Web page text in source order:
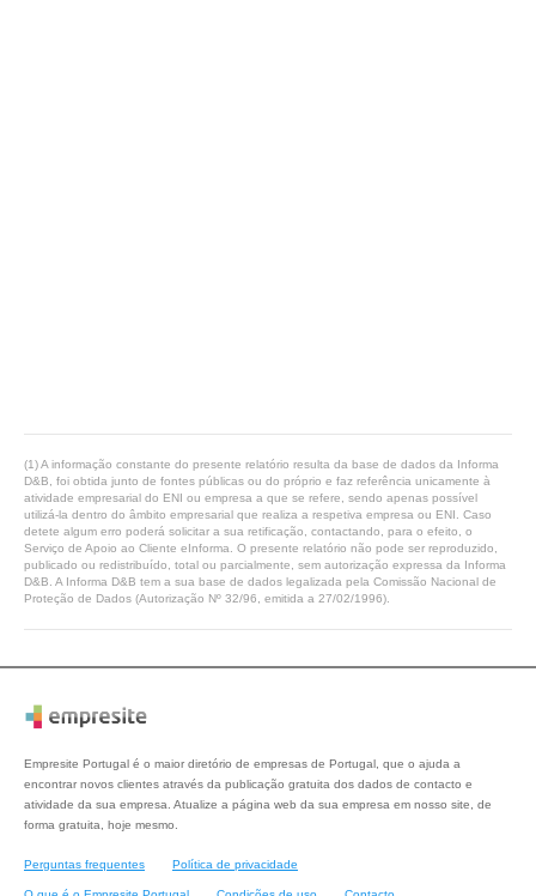
(1) A informação constante do presente relatório resulta da base de dados da Informa
D&B, foi obtida junto de fontes públicas ou do próprio e faz referência unicamente à
atividade empresarial do ENI ou empresa a que se refere, sendo apenas possível
utilizá-la dentro do âmbito empresarial que realiza a respetiva empresa ou ENI. Caso
detete algum erro poderá solicitar a sua retificação, contactando, para o efeito, o
Serviço de Apoio ao Cliente eInforma. O presente relatório não pode ser reproduzido,
publicado ou redistribuído, total ou parcialmente, sem autorização expressa da Informa
D&B. A Informa D&B tem a sua base de dados legalizada pela Comissão Nacional de
Proteção de Dados (Autorização Nº 32/96, emitida a 27/02/1996).
Empresite Portugal é o maior diretório de empresas de Portugal, que o ajuda a
encontrar novos clientes através da publicação gratuita dos dados de contacto e
atividade da sua empresa. Atualize a página web da sua empresa em nosso site, de
forma gratuita, hoje mesmo.
Perguntas frequentes Política de privacidade